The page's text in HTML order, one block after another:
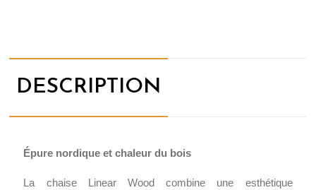
DESCRIPTION
Épure nordique et chaleur du bois
La chaise Linear Wood combine une esthétique